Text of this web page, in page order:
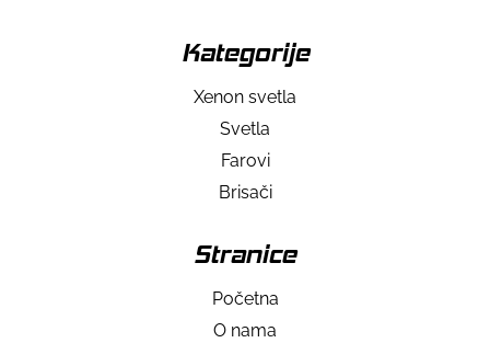
Kategorije
Xenon svetla
Svetla
Farovi
Brisači
Stranice
Početna
O nama